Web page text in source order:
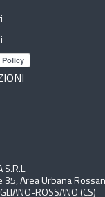
S.r.l.
35, Area Urbana
ROSSANO (CS)